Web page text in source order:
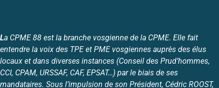
La CPME 88 est la branche vosgienne de la CPME. Elle fait
entendre la voix des TPE et PME vosgiennes auprès des élus
locaux et dans diverses instances (Conseil des Prud’hommes,
CCI, CPAM, URSSAF, CAF, EPSAT…) par le biais de ses
mandataires. Sous l’impulsion de son Président, Cédric ROOST,